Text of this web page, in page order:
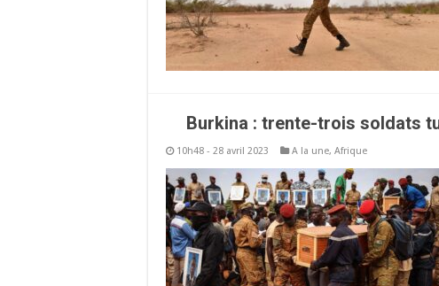
Burkina : trente-trois soldats
10h48 - 28 avril 2023 A la une, Afrique